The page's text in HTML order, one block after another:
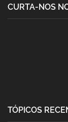
CURTA-NOS
TÓPICOS